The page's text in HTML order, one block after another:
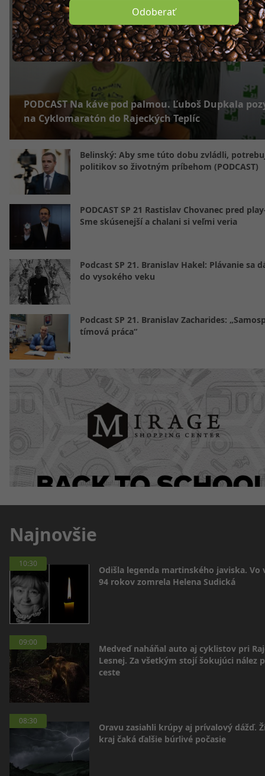
Odoberať
Najnovšie
10:30
Odišla legenda martinského javiska. Vo
94 rokov zomrela Helena Sudická
09:00
Medveď naháňal auto aj cyklistov pri
Lesnej. Za všetkým stojí šokujúci nález
ceste
08:30
Oravu zasiahli krúpy aj prívalový dážď.
kraj čaká ďalšie búrlivé počasie
PODCAST Na káve pod palmou. Ľuboš Dupkala
na Cyklomaratón do Rajeckých Teplíc
Belinský: Aby sme túto dobu zvládli,
politikov so životným príbehom (PODCAST)
PODCAST SP 21 Rastislav Chovanec pred
Sme skúsenejší a chalani si veľmi veria
Podcast SP 21. Branislav Hakel: Plávanie sa
do vysokého veku
Podcast SP 21. Branislav Zacharides:
tímová práca“